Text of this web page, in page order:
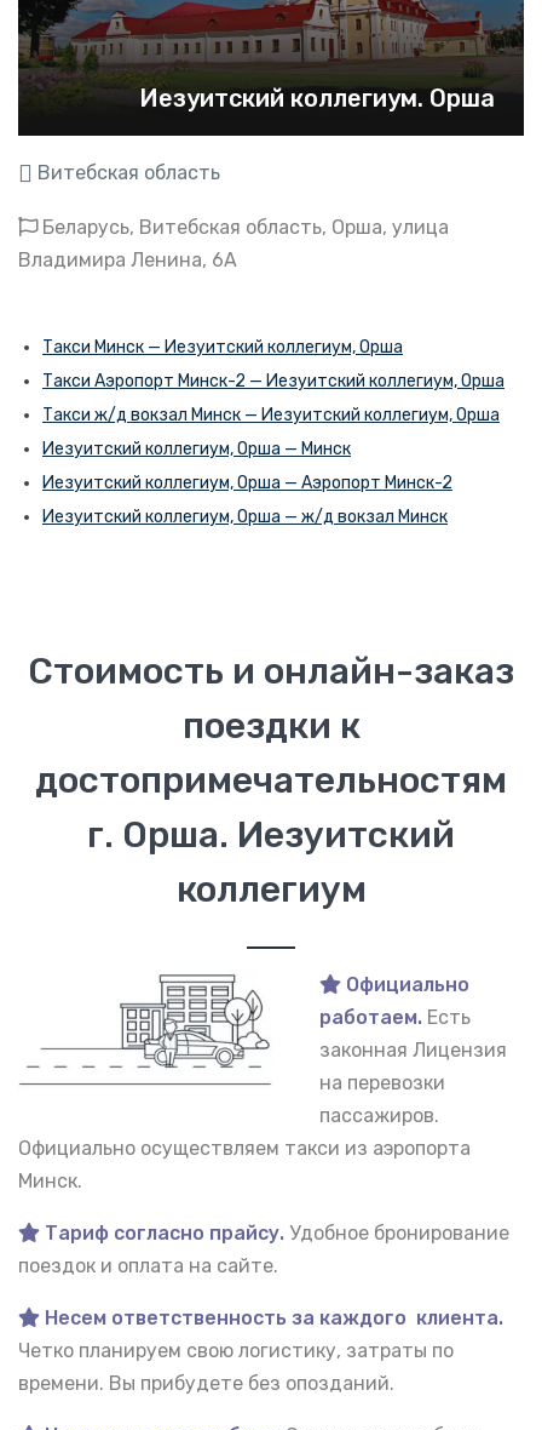
Иезуитский коллегиум. Орша
Витебская область
Беларусь, Витебская область, Орша, улица
Владимира Ленина, 6А
Такси Минск — Иезуитский коллегиум, Орша
Такси Аэропорт Минск-2 — Иезуитский коллегиум, Орша
Такси ж/д вокзал Минск — Иезуитский коллегиум, Орша
Иезуитский коллегиум, Орша — Минск
Иезуитский коллегиум, Орша — Аэропорт Минск-2
Иезуитский коллегиум, Орша — ж/д вокзал Минск
Стоимость и онлайн-заказ
поездки к
достопримечательностям
г. Орша. Иезуитский
коллегиум
Официально
работаем. Есть
законная Лицензия
на перевозки
пассажиров.
Официально осуществляем такси из аэропорта
Минск.
Тариф согласно прайсу. Удобное бронирование
поездок и оплата на сайте.
Несем ответственность за каждого клиента.
Четко планируем свою логистику, затраты по
времени. Вы прибудете без опозданий.